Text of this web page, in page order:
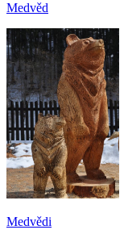
Medvěd
Medvědi